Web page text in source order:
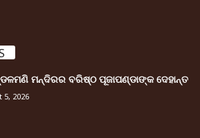
ମନ୍ଦିରର ବରିଷ୍ଠ ପୂଜାପଣ୍ଡାଙ୍କ ଦେହାନ୍ତ
5, 2026